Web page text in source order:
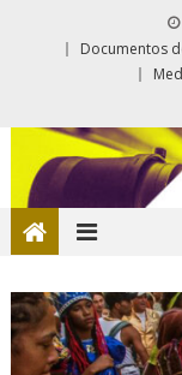
Documentos